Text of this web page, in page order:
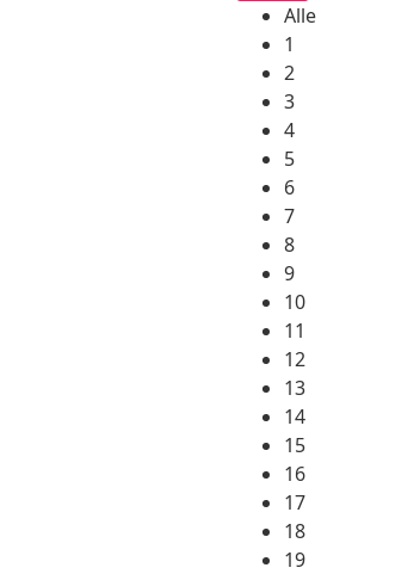
Alle
1
2
3
4
5
6
7
8
9
10
11
12
13
14
15
16
17
18
19